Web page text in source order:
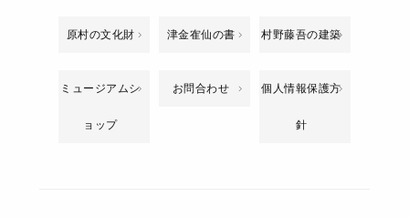
原村の文化財 津金隺仙の書 村野藤吾の建築
ミュージアムシ
ョップ
お問合わせ 個人情報保護方
針